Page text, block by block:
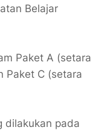
Belajar
Paket A (setara
Paket C (setara
dilakukan pada